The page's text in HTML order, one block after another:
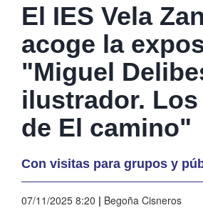
El IES Vela
acoge la
"Miguel
ilustrador.
de El camino"
Con visitas para grupos y
07/11/2025 8:20 | Begoña Cisneros